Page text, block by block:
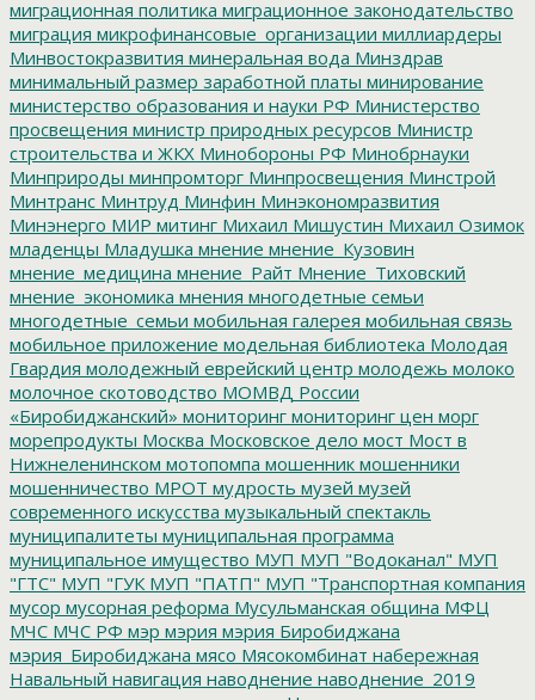
миграционная политика миграционное законодательство
миграция микрофинансовые_организации миллиардеры
Минвостокразвития минеральная вода Минздрав
минимальный размер заработной платы минирование
министерство образования и науки РФ Министерство
просвещения министр природных ресурсов Министр
строительства и ЖКХ Минобороны РФ Минобрнауки
Минприроды минпромторг Минпросвещения Минстрой
Минтранс Минтруд Минфин Минэкономразвития
Минэнерго МИР митинг Михаил Мишустин Михаил Озимок
младенцы Младушка мнение мнение_Кузовин
мнение_медицина мнение_Райт Мнение_Тиховский
мнение_экономика мнения многодетные семьи
многодетные_семьи мобильная галерея мобильная связь
мобильное приложение модельная библиотека Молодая
Гвардия молодежный еврейский центр молодежь молоко
молочное скотоводство МОМВД России
«Биробиджанский» мониторинг мониторинг цен морг
морепродукты Москва Московское дело мост Мост в
Нижнеленинском мотопомпа мошенник мошенники
мошенничество МРОТ мудрость музей музей
современного искусства музыкальный спектакль
муниципалитеты муниципальная программа
муниципальное имущество МУП МУП "Водоканал" МУП
"ГТС" МУП "ГУК МУП "ПАТП" МУП "Транспортная компания
мусор мусорная реформа Мусульманская община МФЦ
МЧС МЧС РФ мэр мэрия мэрия Биробиджана
мэрия_Биробиджана мясо Мясокомбинат набережная
Навальный навигация наводнение наводнение_2019